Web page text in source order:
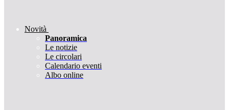
Novità
Panoramica
Le notizie
Le circolari
Calendario eventi
Albo online